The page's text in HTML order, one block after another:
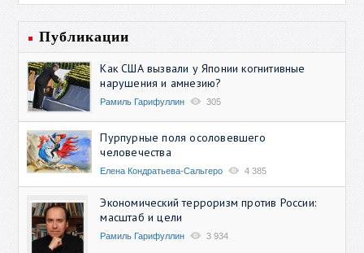
Публикации
Как США вызвали у Японии когнитивные
нарушения и амнезию?
Рамиль Гарифуллин 305
Пурпурные поля осоловевшего
человечества
Елена Кондратьева-Сальгеро 4 385
Экономический терроризм против России:
масштаб и цели
Рамиль Гарифуллин 3 934